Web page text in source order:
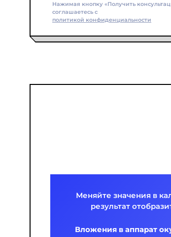
Нажимая кнопку «Получить
соглашаетесь с
политикой конфиденциальности
Меняйте значения в
результат
Вложения в аппарат